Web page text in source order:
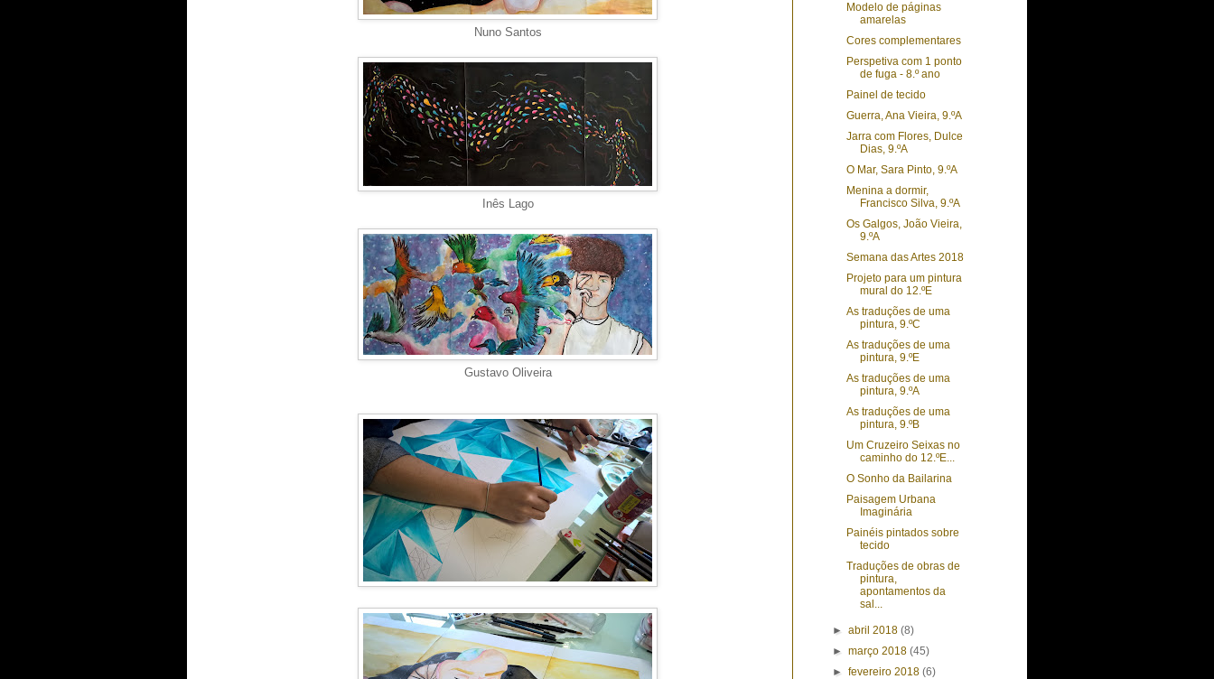
Nuno Santos
Inês Lago
Gustavo Oliveira
Modelo de páginas
amarelas
Cores complementares
Perspetiva com 1 ponto
de fuga - 8.º ano
Painel de tecido
Guerra, Ana Vieira, 9.ºA
Jarra com Flores, Dulce
Dias, 9.ºA
O Mar, Sara Pinto, 9.ºA
Menina a dormir,
Francisco Silva, 9.ºA
Os Galgos, João Vieira,
9.ºA
Semana das Artes 2018
Projeto para um pintura
mural do 12.ºE
As traduções de uma
pintura, 9.ºC
As traduções de uma
pintura, 9.ºE
As traduções de uma
pintura, 9.ºA
As traduções de uma
pintura, 9.ºB
Um Cruzeiro Seixas no
caminho do 12.ºE...
O Sonho da Bailarina
Paisagem Urbana
Imaginária
Painéis pintados sobre
tecido
Traduções de obras de
pintura,
apontamentos da
sal...
►abril 2018(8)
►março 2018(45)
►fevereiro 2018(6)